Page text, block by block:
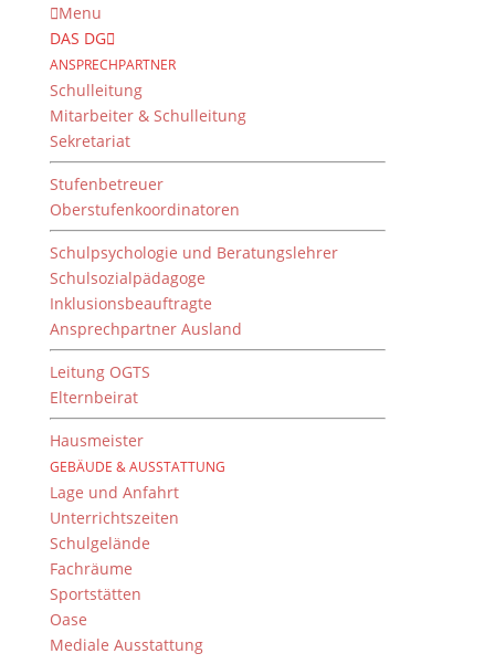
Menu
DAS DG
ANSPRECHPARTNER
Schulleitung
Mitarbeiter & Schulleitung
Sekretariat
Stufenbetreuer
Oberstufenkoordinatoren
Schulpsychologie und Beratungslehrer
Schulsozialpädagoge
Inklusionsbeauftragte
Ansprechpartner Ausland
Leitung OGTS
Elternbeirat
Hausmeister
GEBÄUDE & AUSSTATTUNG
Lage und Anfahrt
Unterrichtszeiten
Schulgelände
Fachräume
Sportstätten
Oase
Mediale Ausstattung
DG Sommerfest 2026
Herzlich Willkommen am
Dientzenhofer-Gymnasium